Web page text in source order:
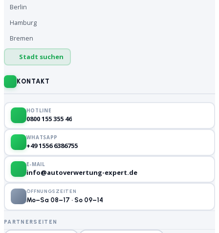
Berlin
Hamburg
Bremen
Stadt suchen
KONTAKT
HOTLINE
0800 155 355 46
WHATSAPP
+49 1556 6386755
E-MAIL
info@autoverwertung-expert.de
ÖFFNUNGSZEITEN
Mo–Sa 08–17 · So 09–14
PARTNERSEITEN